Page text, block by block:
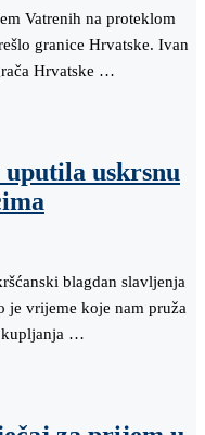
Vatrenih na proteklom
granice Hrvatske. Ivan
Hrvatske …
uskrsnu
blagdan slavljenja
je vrijeme koje nam pruža
…